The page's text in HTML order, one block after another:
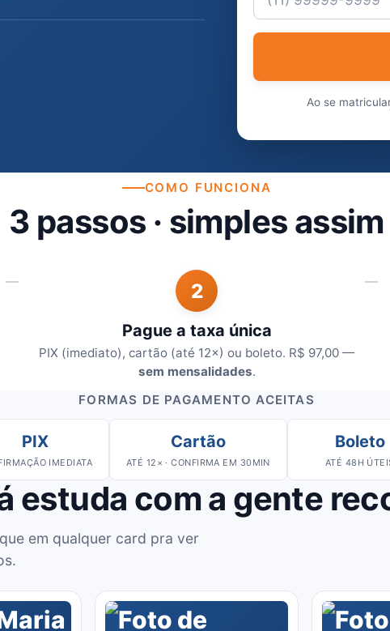
Ao se
COMO FUNCIONA
3 passos · simples assim
2
Pague a taxa única
PIX (imediato), cartão (até 12×) ou boleto. R$ 97,00 —
sem mensalidades.
FORMAS DE PAGAMENTO ACEITAS
PIX
IMEDIATA
Cartão
ATÉ 12× · CONFIRMA EM 30MIN
Boleto
ATÉ 48H
estuda com a gente
em qualquer card pra ver